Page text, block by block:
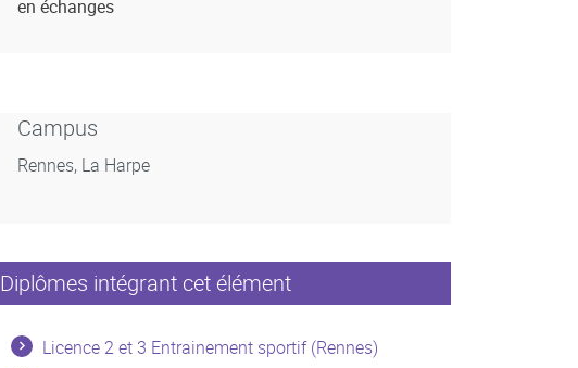
en échanges
Campus
Rennes, La Harpe
Diplômes intégrant cet élément
Licence 2 et 3 Entrainement sportif (Rennes)